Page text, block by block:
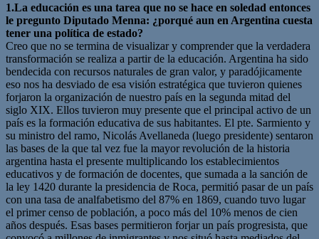
1.La educación es una tarea que no se hace en soledad entonces
le pregunto Diputado Menna: ¿porqué aun en Argentina cuesta
tener una política de estado?
Creo que no se termina de visualizar y comprender que la verdadera
transformación se realiza a partir de la educación. Argentina ha sido
bendecida con recursos naturales de gran valor, y paradójicamente
eso nos ha desviado de esa visión estratégica que tuvieron quienes
forjaron la organización de nuestro país en la segunda mitad del
siglo XIX. Ellos tuvieron muy presente que el principal activo de un
país es la formación educativa de sus habitantes. El pte. Sarmiento y
su ministro del ramo, Nicolás Avellaneda (luego presidente) sentaron
las bases de la que tal vez fue la mayor revolución de la historia
argentina hasta el presente multiplicando los establecimientos
educativos y de formación de docentes, que sumada a la sanción de
la ley 1420 durante la presidencia de Roca, permitió pasar de un país
con una tasa de analfabetismo del 87% en 1869, cuando tuvo lugar
el primer censo de población, a poco más del 10% menos de cien
años después. Esas bases permitieron forjar un país progresista, que